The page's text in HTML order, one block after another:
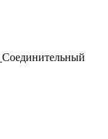
Соединительный